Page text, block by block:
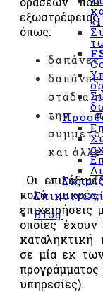
Blog
όπως:
στάδια
την
και
Οι
πολύ
επιχειρήσεις
οποίες
καταληκτική
σε μία εκ
προγράμματος
υπηρεσίες).